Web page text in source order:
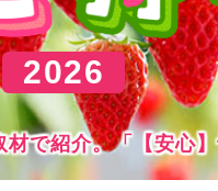
2026
で紹介。「【安心